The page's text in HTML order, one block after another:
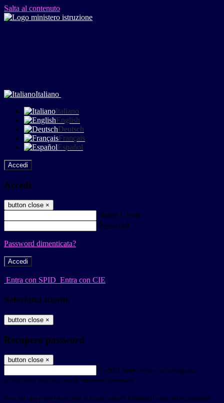
Salta al contenuto
Italiano
Italiano
English
Deutsch
Français
Español
Accedi
Accedi
button close ×
Nome Utente
Password
Password dimenticata?
-
Entra con SPID Entra con CIE
Seleziona utente
button close ×
Recupero password
button close ×
E-mail Verrà inviato un messaggio
all'indirizzo indicato con le istruzioni necessarie.
Non hai una e-mail associata al nome utente? Effettua il reset della password